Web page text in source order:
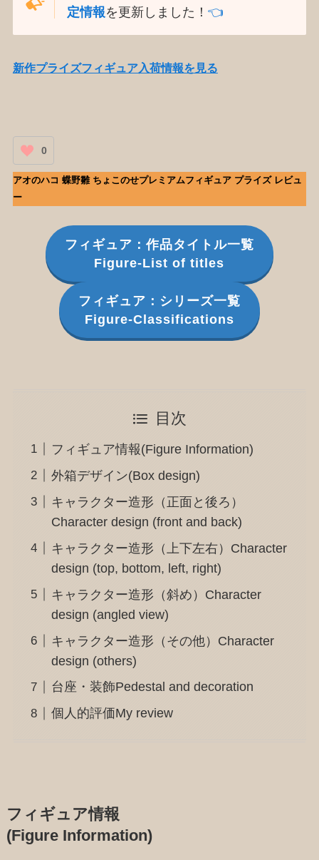
定情報を更新しました！👈️
新作プライズフィギュア入荷情報を見る
0
アオのハコ 蝶野雛 ちょこのせプレミアムフィギュア プライズ レビュ
ー
フィギュア：作品タイトル一覧
Figure-List of titles
フィギュア：シリーズ一覧
Figure-Classifications
目次
フィギュア情報(Figure Information)
外箱デザイン(Box design)
キャラクター造形（正面と後ろ）
Character design (front and back)
キャラクター造形（上下左右）Character
design (top, bottom, left, right)
キャラクター造形（斜め）Character
design (angled view)
キャラクター造形（その他）Character
design (others)
台座・装飾Pedestal and decoration
個人的評価My review
フィギュア情報
(Figure Information)